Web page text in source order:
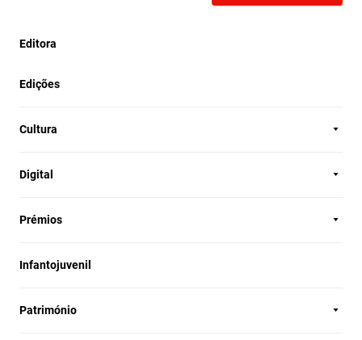
Editora
Edições
Cultura
Digital
Prémios
Infantojuvenil
Património